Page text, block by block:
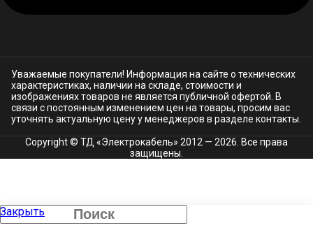
Уважаемые покупатели! Информация на сайте о технических
характеристиках, наличии на складе, стоимости и
изображениях товаров не является публичной офертой. В
связи с постоянным изменением цен на товары, просим вас
уточнять актуальную цену у менеджеров в разделе контакты.
Copyright © ТД «Электрокабель»​ 2012 — 2026. Все права
защищены.
Закрыть